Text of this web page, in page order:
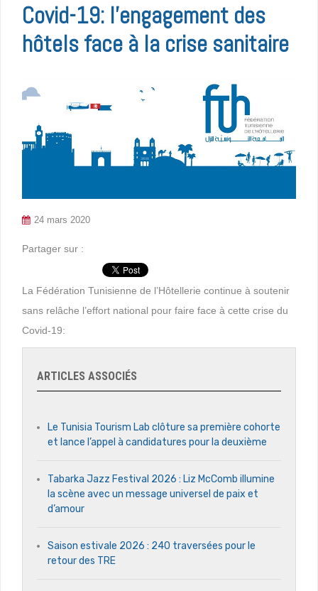
Covid-19: l’engagement des
hôtels face à la crise sanitaire
24 mars 2020
Partager sur :
La Fédération Tunisienne de l’Hôtellerie continue à soutenir
sans relâche l’effort national pour faire face à cette crise du
Covid-19:
ARTICLES ASSOCIÉS
Le Tunisia Tourism Lab clôture sa première cohorte
et lance l’appel à candidatures pour la deuxième
Tabarka Jazz Festival 2026 : Liz McComb illumine
la scène avec un message universel de paix et
d’amour
Saison estivale 2026 : 240 traversées pour le
retour des TRE